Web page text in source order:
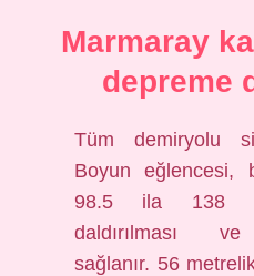
Marmaray
depreme
Tüm demiryolu
Boyun eğlencesi,
98.5 ila 138
daldırılması
sağlanır. 56